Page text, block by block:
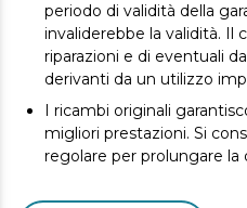
periodo di validità della
invaliderebbe la validità. Il
riparazioni e di eventuali
derivanti da un utilizzo
I ricambi originali
migliori prestazioni. Si
regolare per prolungare la